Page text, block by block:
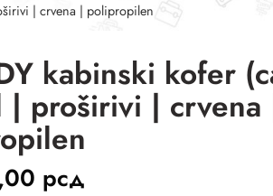
| crvena | polipropilen
kabinski kofer
| proširivi | crvena
рсд